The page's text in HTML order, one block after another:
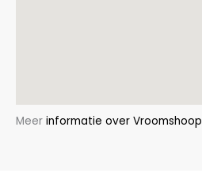
Meer informatie over Vroomshoop